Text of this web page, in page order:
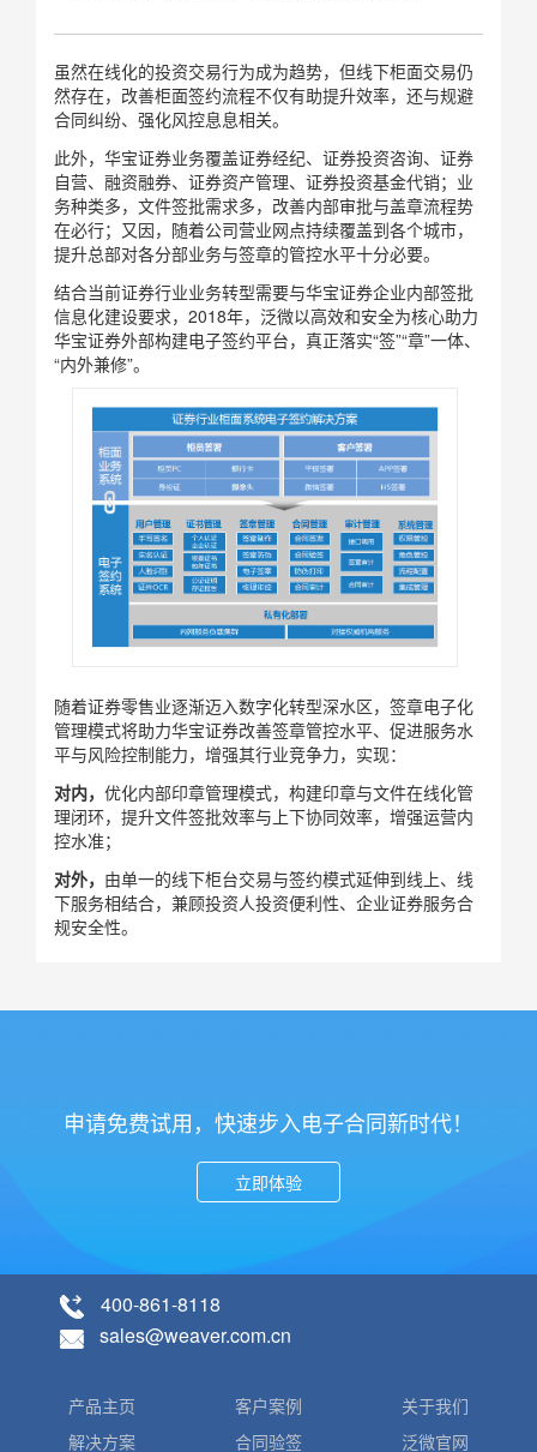
虽然在线化的投资交易行为成为趋势，但线下柜面交易仍
然存在，改善柜面签约流程不仅有助提升效率，还与规避
合同纠纷、强化风控息息相关。
此外，华宝证券业务覆盖证券经纪、证券投资咨询、证券
自营、融资融券、证券资产管理、证券投资基金代销；业
务种类多，文件签批需求多，改善内部审批与盖章流程势
在必行；又因，随着公司营业网点持续覆盖到各个城市，
提升总部对各分部业务与签章的管控水平十分必要。
结合当前证券行业业务转型需要与华宝证券企业内部签批
信息化建设要求，2018年，泛微以高效和安全为核心助力
华宝证券外部构建电子签约平台，真正落实“签”“章”一体、
“内外兼修”。
随着证券零售业逐渐迈入数字化转型深水区，签章电子化
管理模式将助力华宝证券改善签章管控水平、促进服务水
平与风险控制能力，增强其行业竞争力，实现：
对内， 优化内部印章管理模式，构建印章与文件在线化管
理闭环，提升文件签批效率与上下协同效率，增强运营内
控水准；
对外， 由单一的线下柜台交易与签约模式延伸到线上、线
下服务相结合，兼顾投资人投资便利性、企业证券服务合
规安全性。
申请免费试用，快速步入电子合同新时代！
立即体验
400-861-8118
sales@weaver.com.cn
产品主页
解决方案
客户案例
合同验签
关于我们
泛微官网